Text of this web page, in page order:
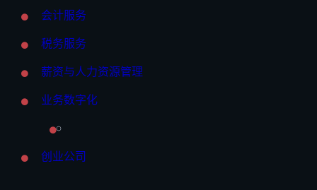
会计服务
税务服务
薪资与人力资源管理
业务数字化
创业公司